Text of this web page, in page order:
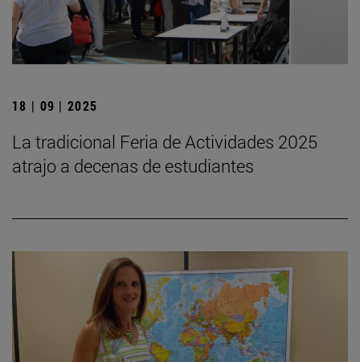
18 | 09 | 2025
La tradicional Feria de Actividades 2025
atrajo a decenas de estudiantes